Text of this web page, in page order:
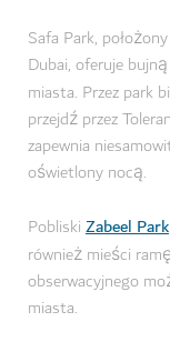
Safa Park,
Dubai, oferuje
miasta. Przez park
przejdź przez
zapewnia
oświetlony nocą.
Pobliski Zabeel Park
również mieści
obserwacyjnego
miasta.